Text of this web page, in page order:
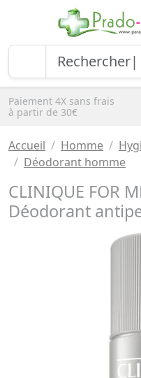
Paiement 4X sans frais
à partir de 30€
Accueil Homme
Déodorant homme
CLINIQUE FOR
Déodorant